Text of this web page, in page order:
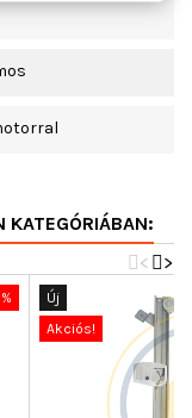
KATEGÓRIÁBAN:
>
<
Új
Akciós!